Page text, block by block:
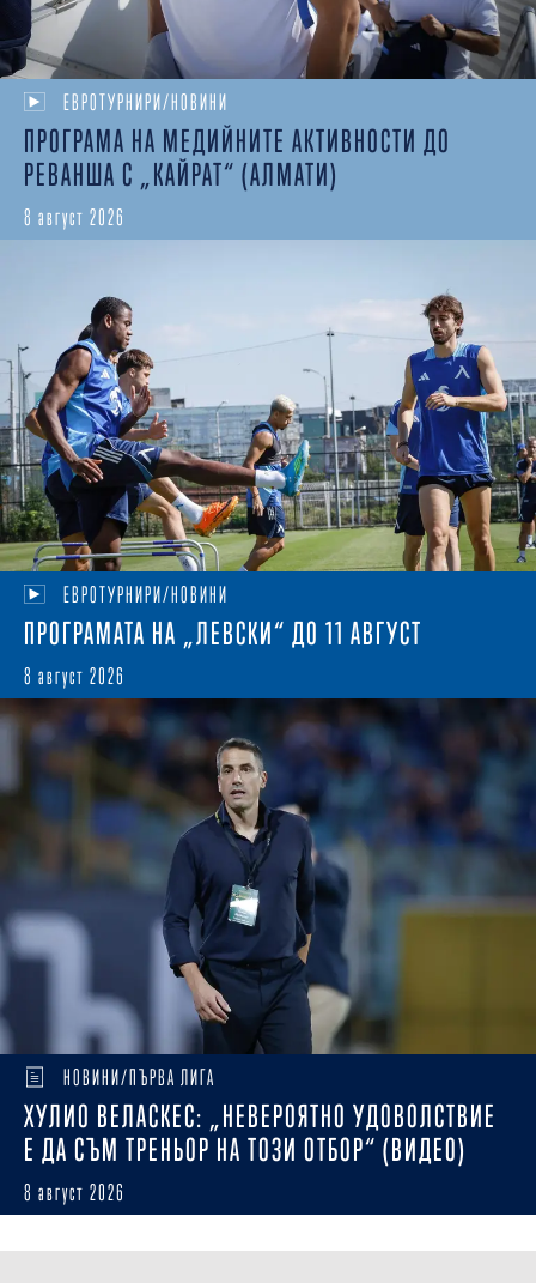
ЕВРОТУРНИРИ/НОВИНИ
ПРОГРАМА НА МЕДИЙНИТЕ АКТИВНОСТИ ДО
РЕВАНША С „КАЙРАТ“ (АЛМАТИ)
8 август 2026
ЕВРОТУРНИРИ/НОВИНИ
ПРОГРАМАТА НА „ЛЕВСКИ“ ДО 11 АВГУСТ
8 август 2026
НОВИНИ/ПЪРВА ЛИГА
ХУЛИО ВЕЛАСКЕС: „НЕВЕРОЯТНО УДОВОЛСТВИЕ
Е ДА СЪМ ТРЕНЬОР НА ТОЗИ ОТБОР“ (ВИДЕО)
8 август 2026